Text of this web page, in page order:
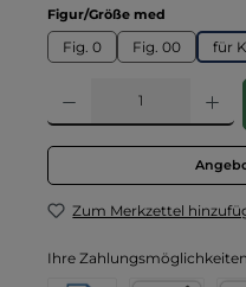
Figur/Größe med
Fig. 0 Fig. 00 für
Produkt Anzahl: Gib den
Zum Merkzettel
Ihre Zahlungsmöglichkeiten